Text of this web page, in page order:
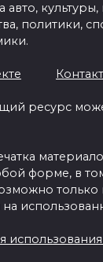
авто,
политики,
ресурс
форме, в
только
на